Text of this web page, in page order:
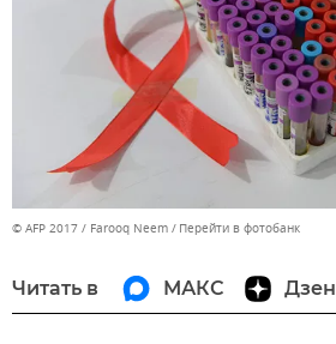
© AFP 2017 / Farooq Neem Перейти в фотобанк
Читать в МАКС Дзен